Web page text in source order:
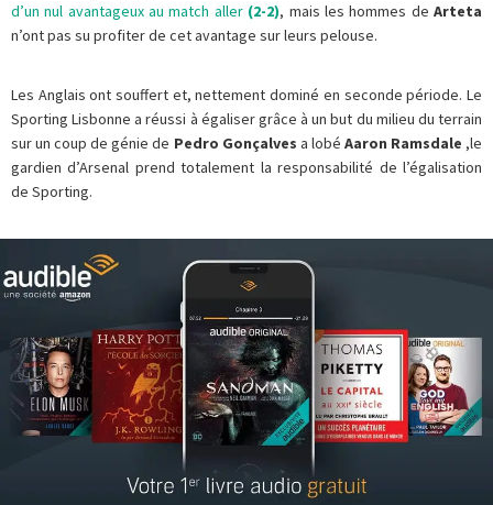
d’un nul avantageux au match aller (2-2), mais les hommes deArteta
n’ont pas su profiter de cet avantage sur leurs pelouse.
Les Anglais ont souffert et, nettement dominé en seconde période. Le
Sporting Lisbonne a réussi à égaliser grâce à un but du milieu du terrain
sur un coup de génie de Pedro Gonçalves a lobé Aaron Ramsdale ,le
gardien d’Arsenal prend totalement la responsabilité de l’égalisation
de Sporting.